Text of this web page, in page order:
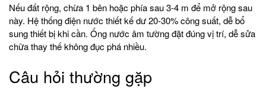
Nếu đất rộng, chừa 1 bên hoặc phía sau 3-4 m để mở rộng sau
này. Hệ thống điện nước thiết kế dư 20-30% công suất, dễ bổ
sung thiết bị khi cần. Ống nước âm tường đặt đúng vị trí, dễ sửa
chữa thay thế không đục phá nhiều.
Câu hỏi thường gặp